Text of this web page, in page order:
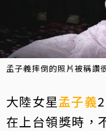
孟子義摔倒的照片被稱讚
大陸女星孟子義
在上台領獎時，